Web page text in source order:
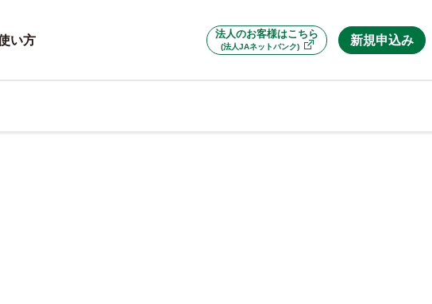
法人のお客様はこちら
(法人JAネットバンク) 新規申込み
い方